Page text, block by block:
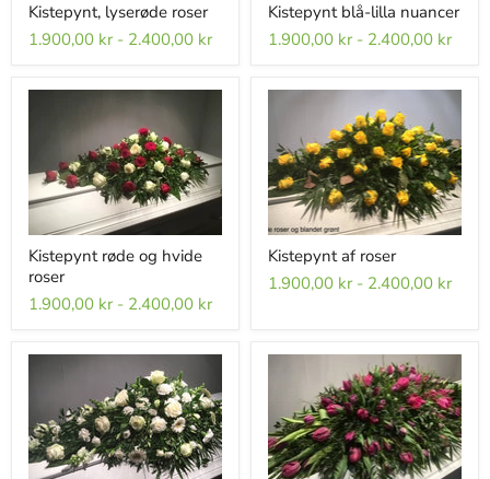
Kistepynt, lyserøde roser
1.900,00 kr- 2.400,00 kr
Kistepynt blå-lilla nuancer
1.900,00 kr- 2.400,00 kr
Kistepynt røde og hvide
roser
1.900,00 kr- 2.400,00 kr
Kistepynt af roser
1.900,00 kr- 2.400,00 kr